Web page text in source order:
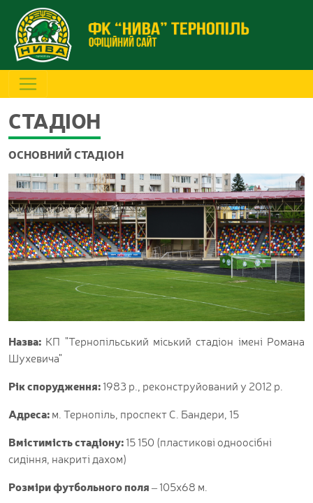
СТАДІОН
ОСНОВНИЙ СТАДІОН
Назва: КП "Тернопільський міський стадіон імені Романа
Шухевича"
Рік спорудження:1983 р., реконструйований у 2012 р.
Адреса:м. Тернопіль, проспект С. Бандери, 15
Вмістимість стадіону:15 150 (пластикові одноосібні
сидіння, накриті дахом)
Розміри футбольного поля– 105х68 м.